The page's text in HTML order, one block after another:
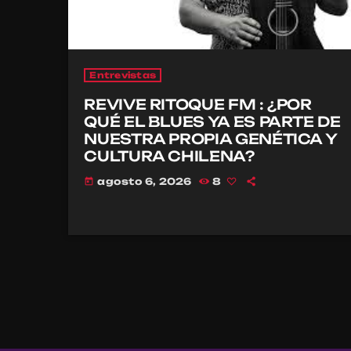
Entrevistas
REVIVE RITOQUE FM : ¿POR
QUÉ EL BLUES YA ES PARTE DE
NUESTRA PROPIA GENÉTICA Y
CULTURA CHILENA?
today agosto 6, 2026 8